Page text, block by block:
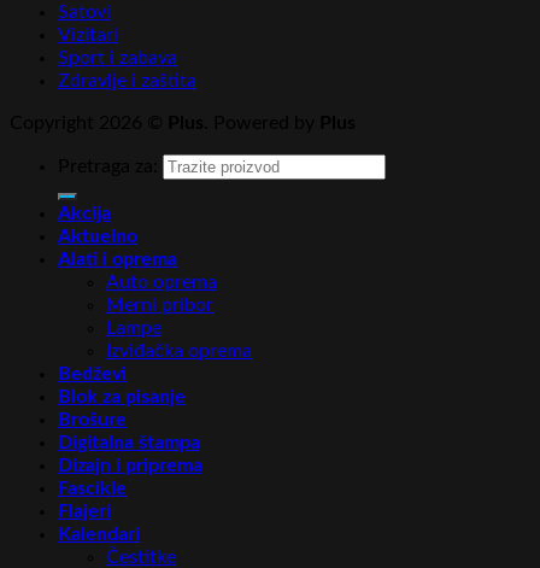
Satovi
Vizitari
Sport i zabava
Zdravlje i zaštita
Akcija
Aktuelno
Alati i oprema
Auto oprema
Merni pribor
Lampe
Izviđačka oprema
Bedževi
Blok za pisanje
Brošure
Digitalna štampa
Dizajn i priprema
Fascikle
Flajeri
Kalendari
Čestitke